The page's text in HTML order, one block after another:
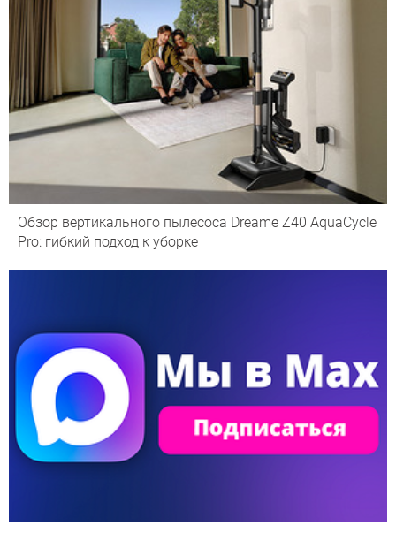
Обзор вертикального пылесоса Dreame Z40 AquaCycle
Pro: гибкий подход к уборке